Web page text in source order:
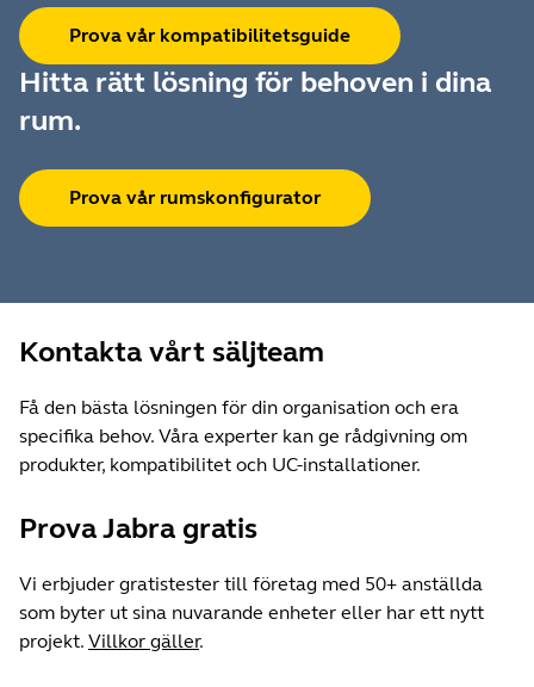
Prova vår kompatibilitetsguide
Hitta rätt lösning för behoven i dina
rum.
Prova vår rumskonfigurator
Kontakta vårt säljteam
Få den bästa lösningen för din organisation och era
specifika behov. Våra experter kan ge rådgivning om
produkter, kompatibilitet och UC-installationer.
Prova Jabra gratis
Vi erbjuder gratistester till företag med 50+ anställda
som byter ut sina nuvarande enheter eller har ett nytt
projekt. Villkor gäller.